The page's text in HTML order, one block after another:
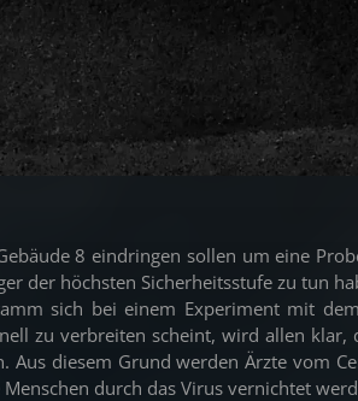
8 eindringen sollen um eine
der höchsten Sicherheitsstufe zu tun
sich bei einem Experiment mit
zu verbreiten scheint, wird allen klar,
Aus diesem Grund werden Ärzte vom
durch das Virus vernichtet